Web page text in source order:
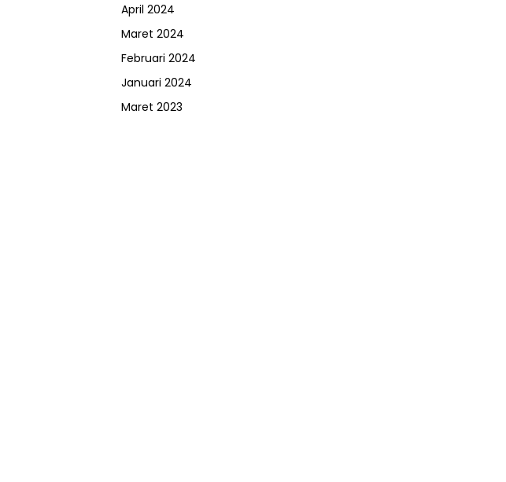
April 2024
Maret 2024
Februari 2024
Januari 2024
Maret 2023